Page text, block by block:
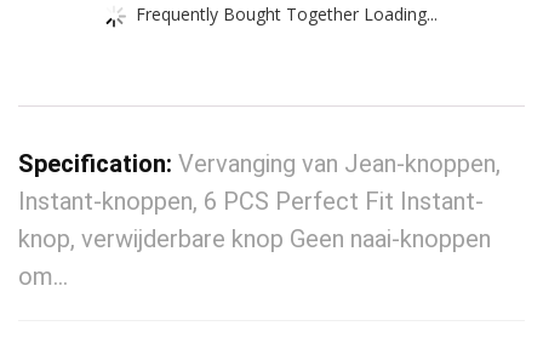
Frequently Bought Together Loading...
Specification: Vervanging van Jean-knoppen,
Instant-knoppen, 6 PCS Perfect Fit Instant-
knop, verwijderbare knop Geen naai-knoppen
om…